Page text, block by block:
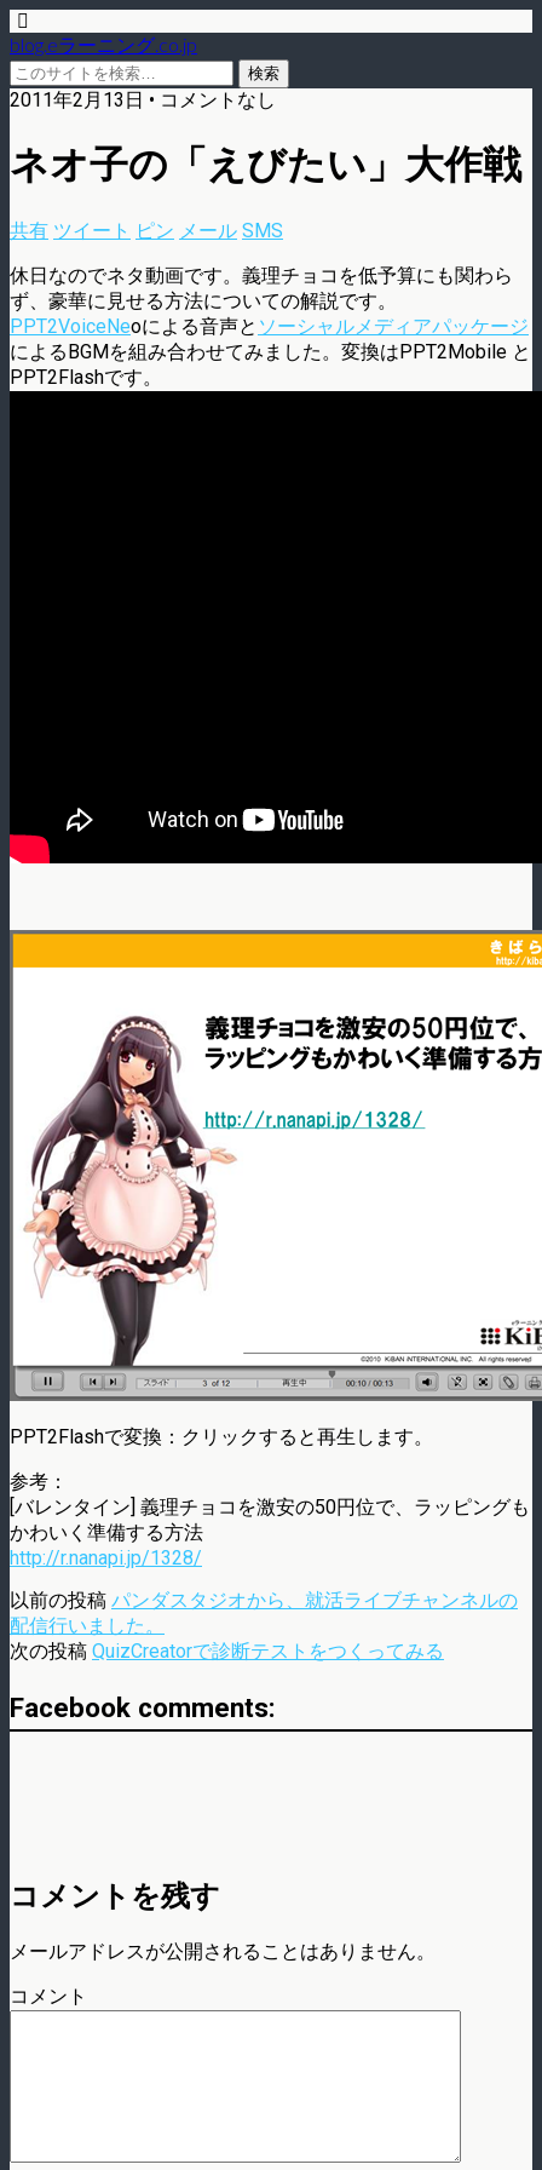
blog.eラーニング.co.jp
2011年2月13日 • コメントなし
ネオ子の「えびたい」大作戦
共有 ツイート ピン メール SMS
休日なのでネタ動画です。義理チョコを低予算にも関わら
ず、豪華に見せる方法についての解説です。
PPT2VoiceNeoによる音声と ソーシャルメディアパッケージ
によるBGMを組み合わせてみました。変換はPPT2Mobile と
PPT2Flashです。
PPT2Flashで変換：クリックすると再生します。
参考：
[バレンタイン] 義理チョコを激安の50円位で、ラッピングも
かわいく準備する方法
http://r.nanapi.jp/1328/
以前の投稿 パンダスタジオから、就活ライブチャンネルの
配信行いました。
次の投稿 QuizCreatorで診断テストをつくってみる
Facebook comments:
コメントを残す
メールアドレスが公開されることはありません。
コメント